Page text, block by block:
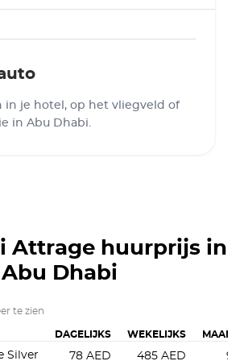
in je hotel, op het vliegveld of
in Abu Dhabi.
Attrage huurprijs in
Abu Dhabi
te zien
DAGELIJKS WEKELIJKS
Silver 78 AED 485 AED